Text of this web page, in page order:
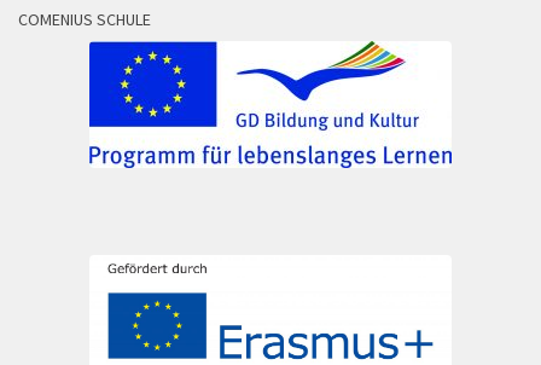
COMENIUS SCHULE